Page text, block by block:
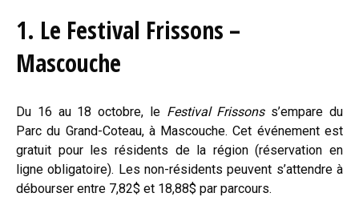
1. Le Festival Frissons –
Mascouche
Du 16 au 18 octobre, le Festival Frissonss’empare du
Parc du Grand-Coteau, à Mascouche. Cet événement est
gratuit pour les résidents de la région (réservation en
ligne obligatoire). Les non-résidents peuvent s’attendre à
débourser entre 7,82$ et 18,88$ par parcours.